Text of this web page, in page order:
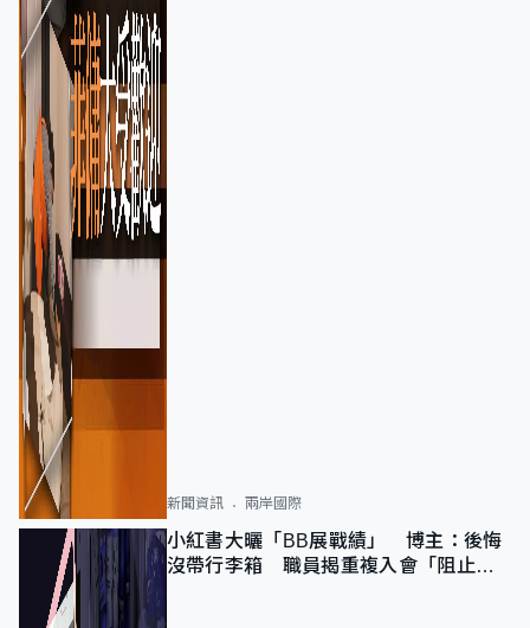
新聞資訊 兩岸國際
小紅書大曬「BB展戰績」 博主：後悔
沒帶行李箱 職員揭重複入會「阻止唔